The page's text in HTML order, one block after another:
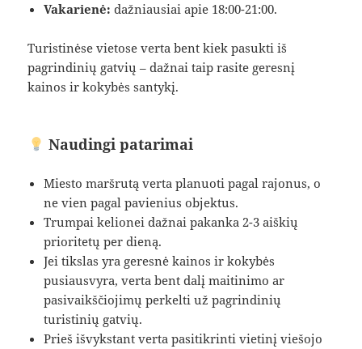
Vakarienė: dažniausiai apie 18:00-21:00.
Turistinėse vietose verta bent kiek pasukti iš
pagrindinių gatvių – dažnai taip rasite geresnį
kainos ir kokybės santykį.
Naudingi patarimai
Miesto maršrutą verta planuoti pagal rajonus, o
ne vien pagal pavienius objektus.
Trumpai kelionei dažnai pakanka 2-3 aiškių
prioritetų per dieną.
Jei tikslas yra geresnė kainos ir kokybės
pusiausvyra, verta bent dalį maitinimo ar
pasivaikščiojimų perkelti už pagrindinių
turistinių gatvių.
Prieš išvykstant verta pasitikrinti vietinį viešojo